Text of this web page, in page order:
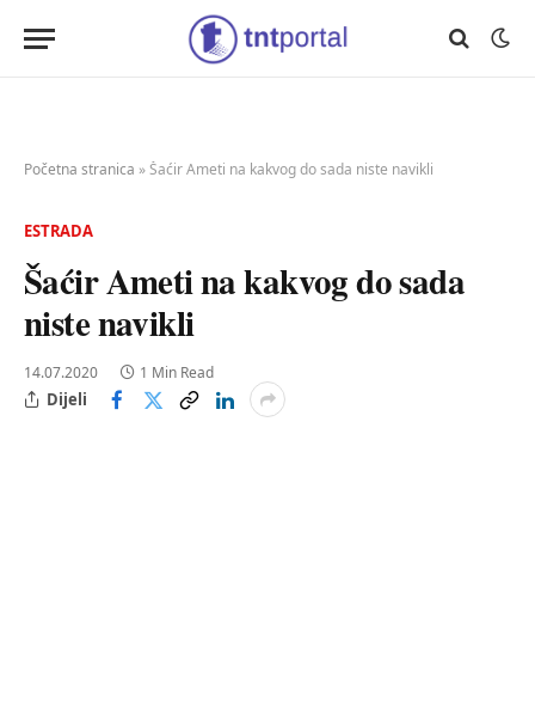
Početna stranica »Šaćir Ameti na kakvog do sada niste navikli
ESTRADA
Šaćir Ameti na kakvog do sada
niste navikli
14.07.2020 1 Min Read
Dijeli